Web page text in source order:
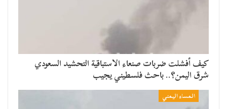
​كيف أفشلت ضربات صنعاء الاستباقية التحشيد السعودي
شرق اليمن؟.. باحث فلسطيني يجيب
المساء اليمني